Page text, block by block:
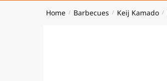
Home / Barbecues / Keij Kamado /